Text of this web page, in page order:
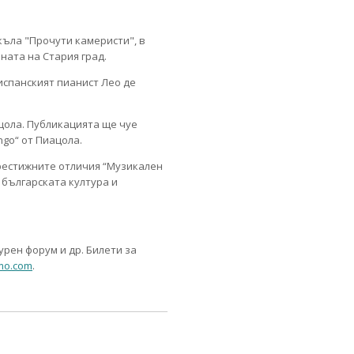
"Прочути камеристи", в
на Стария град.
пианист Лео де
Публикацията ще чуе
от Пиацола.
отличия “Музикален
култура и
форум и др. Билети за
.